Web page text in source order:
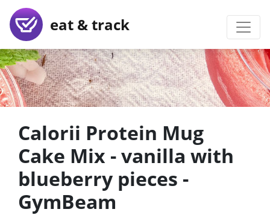
eat & track
Calorii Protein Mug
Cake Mix - vanilla with
blueberry pieces -
GymBeam